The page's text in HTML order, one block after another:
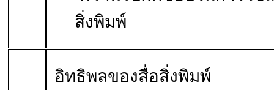
สิ่งพิมพ์
อิทธิพลของสื่อสิ่งพิมพ์